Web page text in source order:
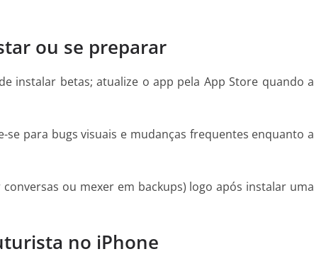
ou se preparar
instalar betas; atualize o app pela App Store quando a
para bugs visuais e mudanças frequentes enquanto a
ou mexer em backups) logo após instalar uma
no iPhone